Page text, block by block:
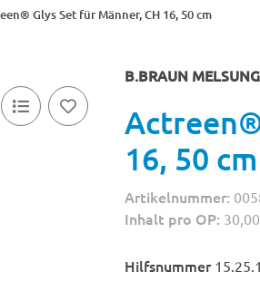
Glys Set für Männer, CH 16, 50 cm
B.BRAUN
16, 50 cm
Artikelnummer:
Inhalt pro OP: 30,00
Hilfsnummer